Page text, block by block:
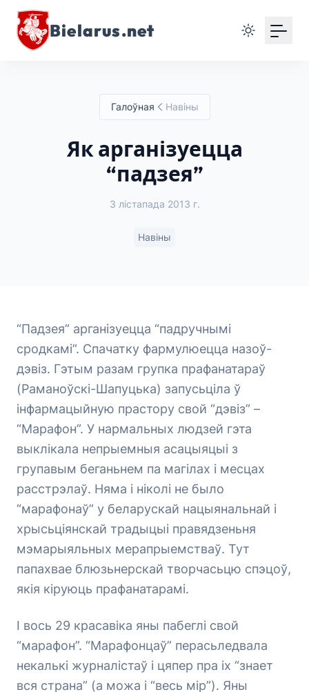
Bielarus.net
Галоўная Навіны
Як арганізуецца
“падзея”
3 лістапада 2013 г.
Навіны
“Падзея” арганізуецца “падручнымі
сродкамі”. Спачатку фармулюецца назоў-
дэвіз. Гэтым разам групка прафанатараў
(Раманоўскі-Шапуцька) запусьціла ў
інфармацыйную прастору свой “дэвіз” –
“Марафон”. У нармальных людзей гэта
выклікала непрыемныя асацыяцыі з
групавым беганьнем па магілах і месцах
расстрэлаў. Няма і ніколі не было
“марафонаў” у беларускай нацыянальнай і
хрысьціянскай традыцыі правядзеньня
мэмарыяльных мерапрыемстваў. Тут
папахвае блюзьнерскай творчасьцю спэцоў,
якія кіруюць прафанатарамі.
І вось 29 красавіка яны пабеглі свой
“марафон”. “Марафонцаў” перасьледвала
некалькі журналістаў і цяпер пра іх “знает
вся страна” (а можа і “весь мір”). Яны